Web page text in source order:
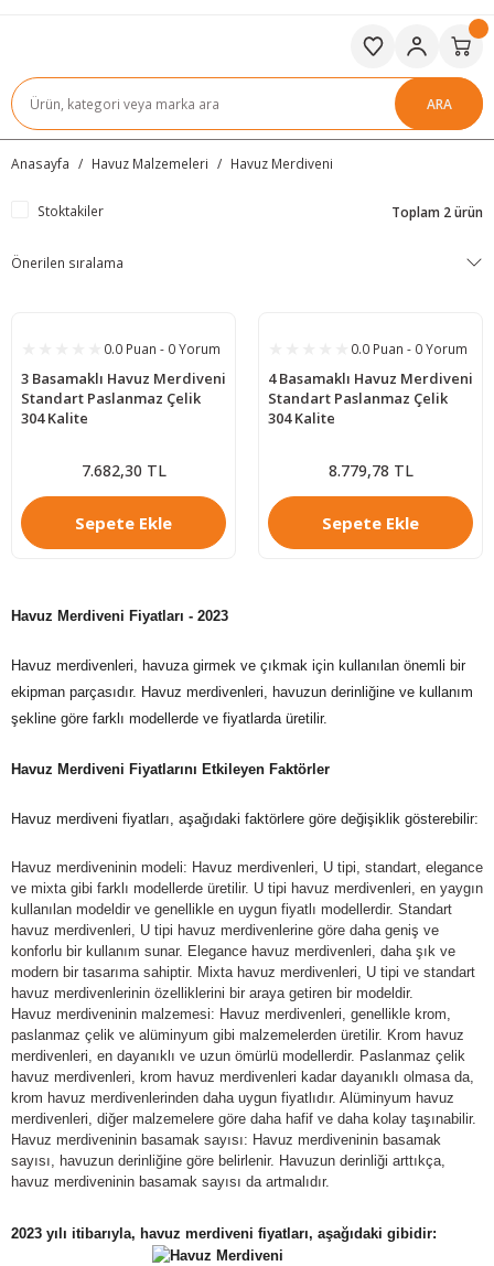
ARA
Anasayfa Havuz Malzemeleri Havuz Merdiveni
Stoktakiler Toplam 2 ürün
0.0 Puan - 0 Yorum
3 Basamaklı Havuz Merdiveni
Standart Paslanmaz Çelik
304 Kalite
7.682,30 TL
Sepete Ekle
0.0 Puan - 0 Yorum
4 Basamaklı Havuz Merdiveni
Standart Paslanmaz Çelik
304 Kalite
8.779,78 TL
Sepete Ekle
Havuz Merdiveni Fiyatları - 2023
Havuz merdivenleri, havuza girmek ve çıkmak için kullanılan önemli bir
ekipman parçasıdır. Havuz merdivenleri, havuzun derinliğine ve kullanım
şekline göre farklı modellerde ve fiyatlarda üretilir.
Havuz Merdiveni Fiyatlarını Etkileyen Faktörler
Havuz merdiveni fiyatları, aşağıdaki faktörlere göre değişiklik gösterebilir:
Havuz merdiveninin modeli: Havuz merdivenleri, U tipi, standart, elegance
ve mixta gibi farklı modellerde üretilir. U tipi havuz merdivenleri, en yaygın
kullanılan modeldir ve genellikle en uygun fiyatlı modellerdir. Standart
havuz merdivenleri, U tipi havuz merdivenlerine göre daha geniş ve
konforlu bir kullanım sunar. Elegance havuz merdivenleri, daha şık ve
modern bir tasarıma sahiptir. Mixta havuz merdivenleri, U tipi ve standart
havuz merdivenlerinin özelliklerini bir araya getiren bir modeldir.
Havuz merdiveninin malzemesi: Havuz merdivenleri, genellikle krom,
paslanmaz çelik ve alüminyum gibi malzemelerden üretilir. Krom havuz
merdivenleri, en dayanıklı ve uzun ömürlü modellerdir. Paslanmaz çelik
havuz merdivenleri, krom havuz merdivenleri kadar dayanıklı olmasa da,
krom havuz merdivenlerinden daha uygun fiyatlıdır. Alüminyum havuz
merdivenleri, diğer malzemelere göre daha hafif ve daha kolay taşınabilir.
Havuz merdiveninin basamak sayısı: Havuz merdiveninin basamak
sayısı, havuzun derinliğine göre belirlenir. Havuzun derinliği arttıkça,
havuz merdiveninin basamak sayısı da artmalıdır.
2023 yılı itibarıyla, havuz merdiveni fiyatları, aşağıdaki gibidir: